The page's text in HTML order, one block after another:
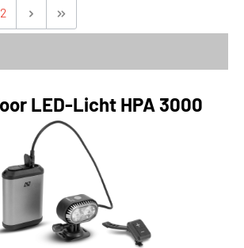
2
LED-Licht HPA 3000